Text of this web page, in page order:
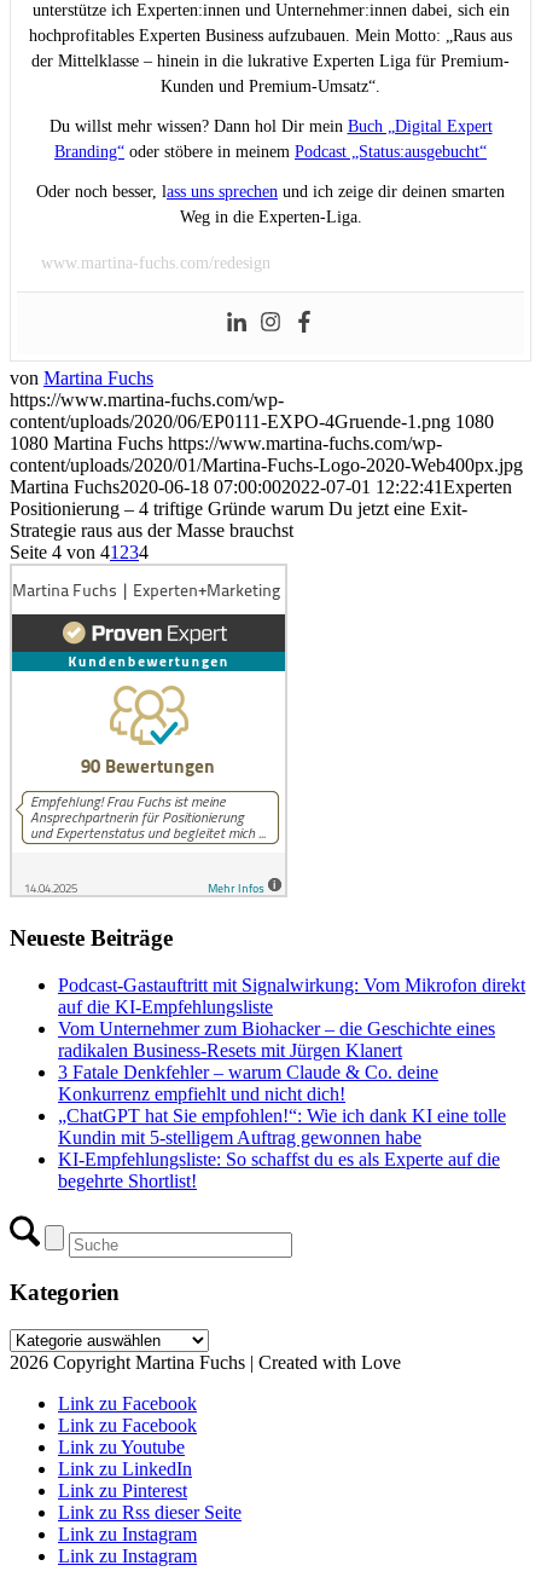
unterstütze ich Experten:innen und Unternehmer:innen dabei, sich ein
hochprofitables Experten Business aufzubauen. Mein Motto: „Raus aus
der Mittelklasse – hinein in die lukrative Experten Liga für Premium-
Kunden und Premium-Umsatz“.
Du willst mehr wissen? Dann hol Dir mein Buch „Digital Expert
Branding“ oder stöbere in meinem Podcast „Status:ausgebucht“
Oder noch besser, lass uns sprechen und ich zeige dir deinen smarten
Weg in die Experten-Liga.
www.martina-fuchs.com/redesign
von Martina Fuchs
https://www.martina-fuchs.com/wp-
content/uploads/2020/06/EP0111-EXPO-4Gruende-1.png 1080
1080 Martina Fuchs https://www.martina-fuchs.com/wp-
content/uploads/2020/01/Martina-Fuchs-Logo-2020-Web400px.jpg
Martina Fuchs2020-06-18 07:00:002022-07-01 12:22:41Experten
Positionierung – 4 triftige Gründe warum Du jetzt eine Exit-
Strategie raus aus der Masse brauchst
Seite 4 von 41 234
Neueste Beiträge
Podcast-Gastauftritt mit Signalwirkung: Vom Mikrofon direkt
auf die KI-Empfehlungsliste
Vom Unternehmer zum Biohacker – die Geschichte eines
radikalen Business-Resets mit Jürgen Klanert
3 Fatale Denkfehler – warum Claude & Co. deine
Konkurrenz empfiehlt und nicht dich!
„ChatGPT hat Sie empfohlen!“: Wie ich dank KI eine tolle
Kundin mit 5-stelligem Auftrag gewonnen habe
KI-Empfehlungsliste: So schaffst du es als Experte auf die
begehrte Shortlist!
Kategorien
Kategorien
2026 Copyright Martina Fuchs | Created with Love
Link zu Facebook
Link zu Facebook
Link zu Youtube
Link zu LinkedIn
Link zu Pinterest
Link zu Rss dieser Seite
Link zu Instagram
Link zu Instagram